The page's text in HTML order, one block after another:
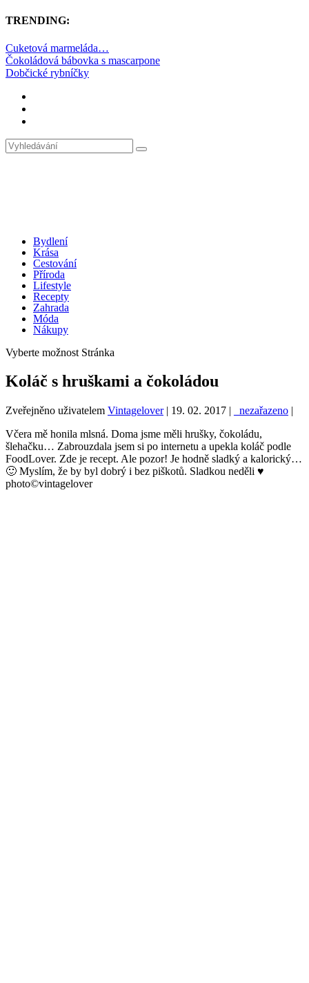
TRENDING:
Cuketová marmeláda…
Čokoládová bábovka s mascarpone
Dobčické rybníčky
Bydlení
Krása
Cestování
Příroda
Lifestyle
Recepty
Zahrada
Móda
Nákupy
Vyberte možnost Stránka
Koláč s hruškami a čokoládou
Zveřejněno uživatelem Vintagelover| 19. 02. 2017 | _nezařazeno |
Včera mě honila mlsná. Doma jsme měli hrušky, čokoládu,
šlehačku… Zabrouzdala jsem si po internetu a upekla koláč podle
FoodLover. Zde je recept. Ale pozor! Je hodně sladký a kalorický…
🙂 Myslím, že by byl dobrý i bez piškotů. Sladkou neděli ♥
photo©vintagelover